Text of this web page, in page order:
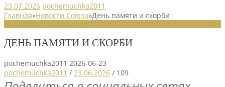
23.07.2026 pochemuchka2011
Главная»Новости Союза»День памяти и скорби
ДЕНЬ ПАМЯТИ И СКОРБИ
pochemuchka2011 2026-06-23
pochemuchka2011 / 23.06.2026 / 109